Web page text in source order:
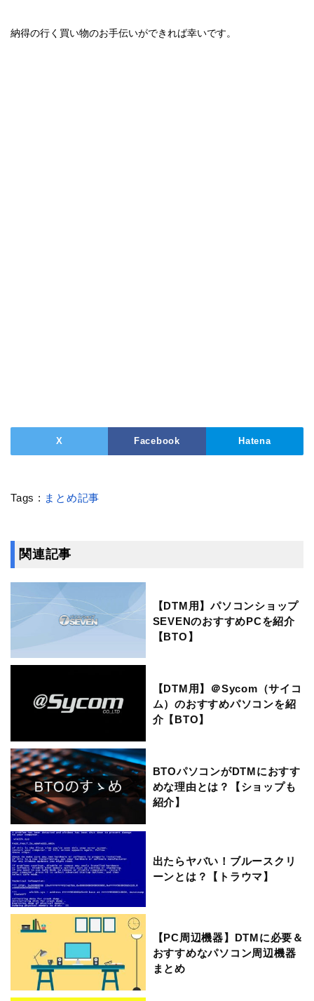
納得の行く買い物のお手伝いができれば幸いです。
X Facebook Hatena
Tags : まとめ記事
関連記事
【DTM用】パソコンショップ
SEVENのおすすめPCを紹介
【BTO】
【DTM用】＠Sycom（サイコ
ム）のおすすめパソコンを紹
介【BTO】
BTOパソコンがDTMにおすす
めな理由とは？【ショップも
紹介】
出たらヤバい！ブルースクリ
ーンとは？【トラウマ】
【PC周辺機器】DTMに必要＆
おすすめなパソコン周辺機器
まとめ